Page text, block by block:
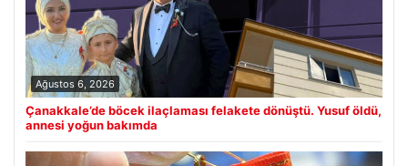
Ağustos 6, 2026
Çanakkale’de böcek ilaçlaması felakete dönüştü. Yusuf öldü,
annesi yoğun bakımda